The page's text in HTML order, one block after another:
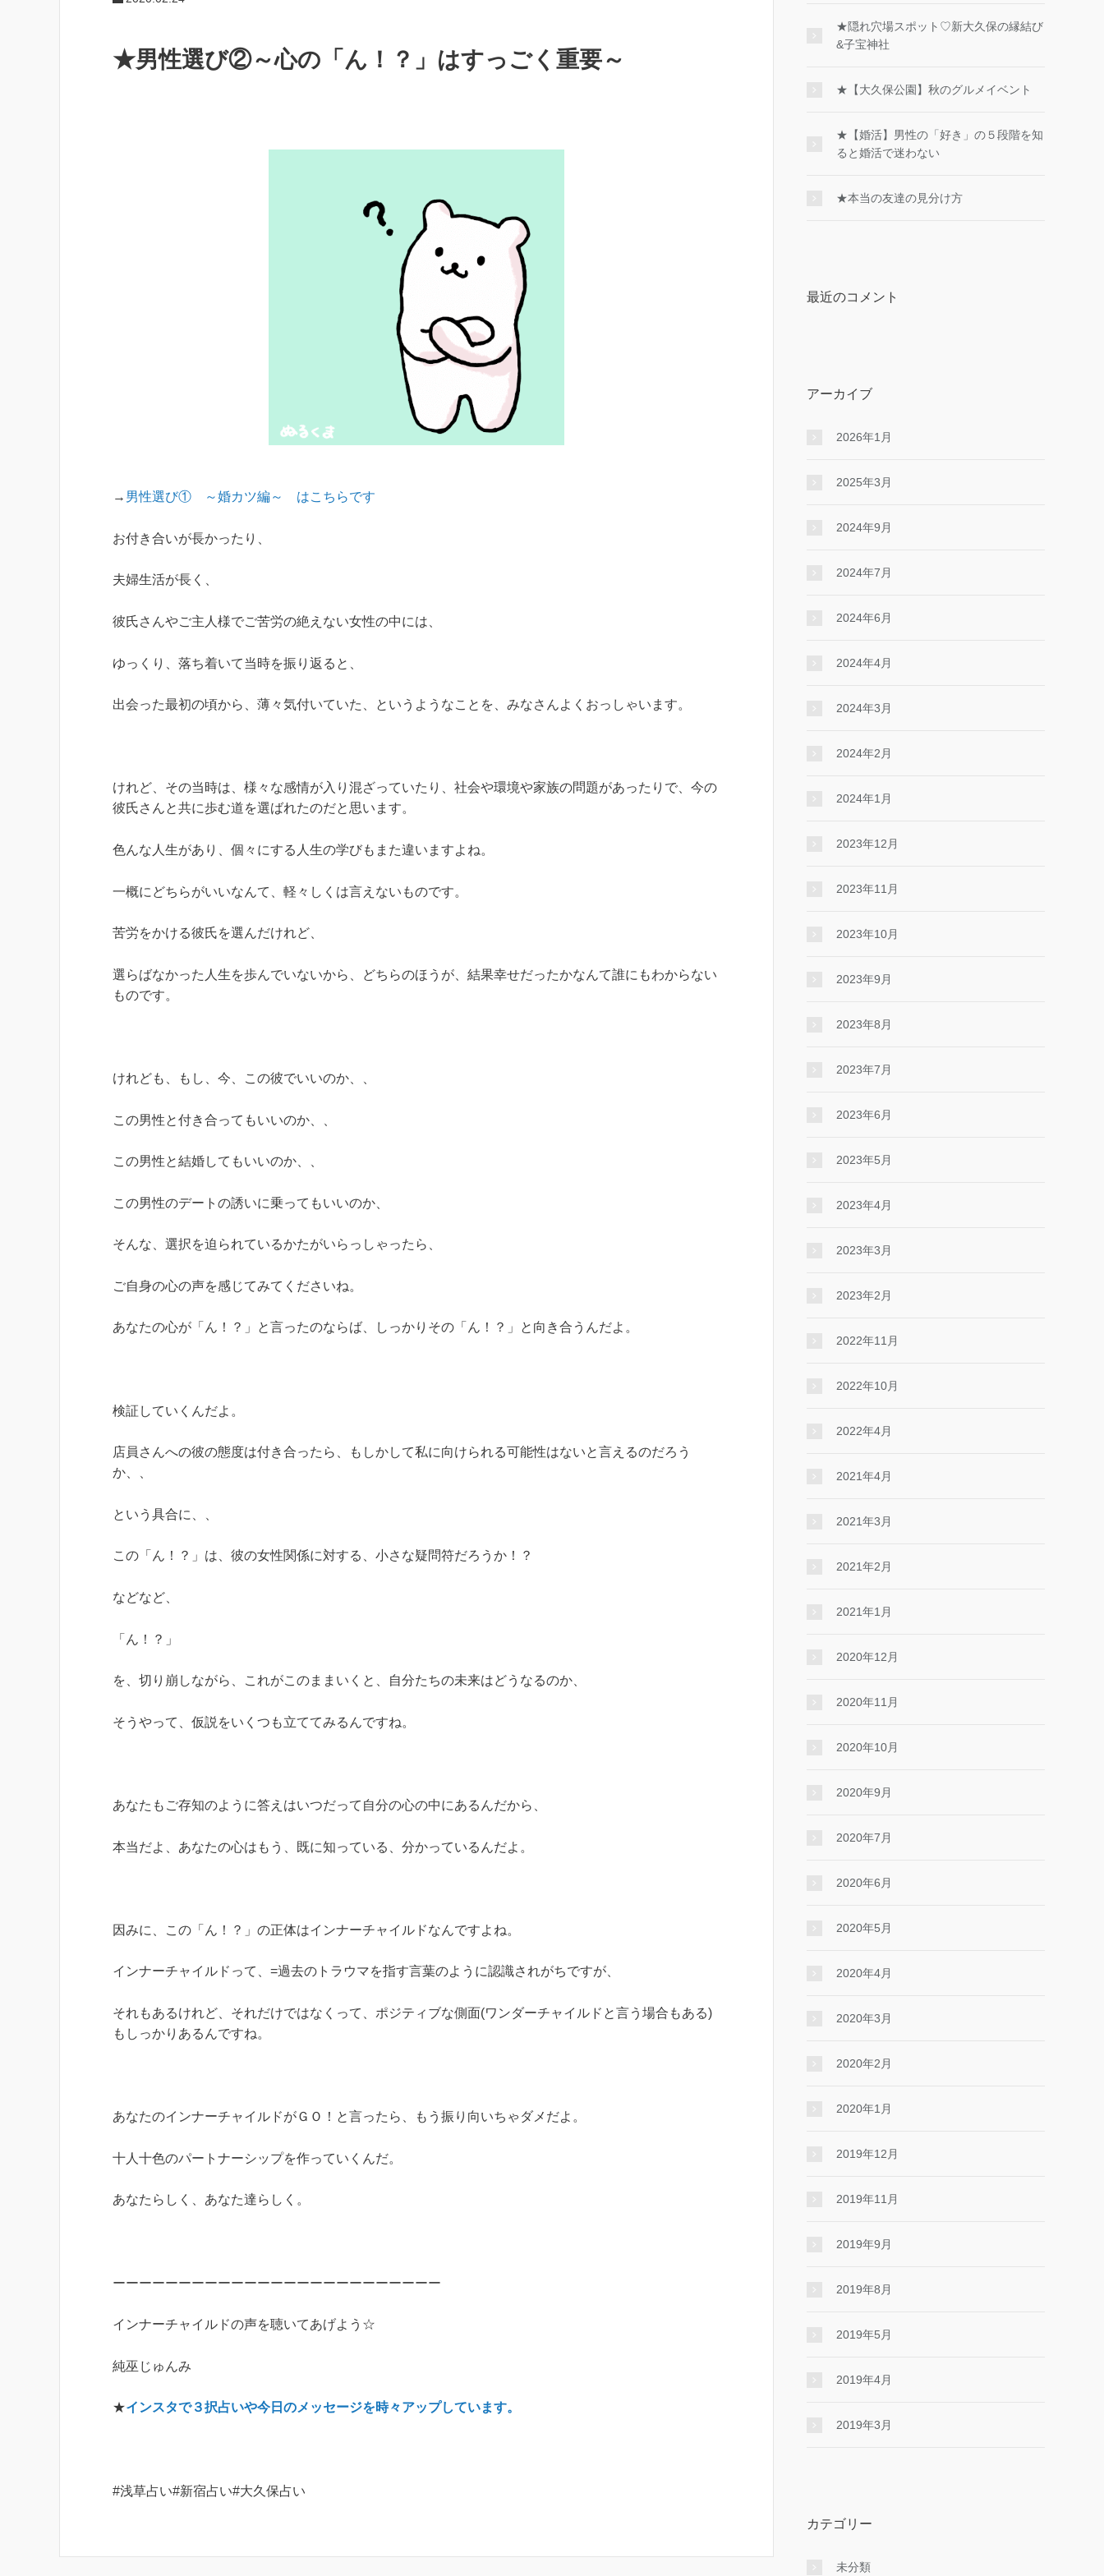
★男性選び②～心の「ん！？」はすっごく重要～
→ 男性選び① ～婚カツ編～ はこちらです
お付き合いが長かったり、
夫婦生活が長く、
彼氏さんやご主人様でご苦労の絶えない女性の中には、
ゆっくり、落ち着いて当時を振り返ると、
出会った最初の頃から、薄々気付いていた、というようなことを、みなさんよくおっしゃいます。
けれど、その当時は、様々な感情が入り混ざっていたり、社会や環境や家族の問題があったりで、今の
彼氏さんと共に歩む道を選ばれたのだと思います。
色んな人生があり、個々にする人生の学びもまた違いますよね。
一概にどちらがいいなんて、軽々しくは言えないものです。
苦労をかける彼氏を選んだけれど、
選らばなかった人生を歩んでいないから、どちらのほうが、結果幸せだったかなんて誰にもわからない
ものです。
けれども、もし、今、この彼でいいのか、、
この男性と付き合ってもいいのか、、
この男性と結婚してもいいのか、、
この男性のデートの誘いに乗ってもいいのか、
そんな、選択を迫られているかたがいらっしゃったら、
ご自身の心の声を感じてみてくださいね。
あなたの心が「ん！？」と言ったのならば、しっかりその「ん！？」と向き合うんだよ。
検証していくんだよ。
店員さんへの彼の態度は付き合ったら、もしかして私に向けられる可能性はないと言えるのだろう
か、、
という具合に、、
この「ん！？」は、彼の女性関係に対する、小さな疑問符だろうか！？
などなど、
「ん！？」
を、切り崩しながら、これがこのままいくと、自分たちの未来はどうなるのか、
そうやって、仮説をいくつも立ててみるんですね。
あなたもご存知のように答えはいつだって自分の心の中にあるんだから、
本当だよ、あなたの心はもう、既に知っている、分かっているんだよ。
因みに、この「ん！？」の正体はインナーチャイルドなんですよね。
インナーチャイルドって、=過去のトラウマを指す言葉のように認識されがちですが、
それもあるけれど、それだけではなくって、ポジティブな側面(ワンダーチャイルドと言う場合もある)
もしっかりあるんですね。
あなたのインナーチャイルドがＧＯ！と言ったら、もう振り向いちゃダメだよ。
十人十色のパートナーシップを作っていくんだ。
あなたらしく、あなた達らしく。
ーーーーーーーーーーーーーーーーーーーーーーーーー
インナーチャイルドの声を聴いてあげよう☆
純巫じゅんみ
★インスタで３択占いや今日のメッセージを時々アップしています。
#浅草占い#新宿占い#大久保占い
★隠れ穴場スポット♡新大久保の縁結び
&子宝神社
★【大久保公園】秋のグルメイベント
★【婚活】男性の「好き」の５段階を知
ると婚活で迷わない
★本当の友達の見分け方
最近のコメント
アーカイブ
2026年1月
2025年3月
2024年9月
2024年7月
2024年6月
2024年4月
2024年3月
2024年2月
2024年1月
2023年12月
2023年11月
2023年10月
2023年9月
2023年8月
2023年7月
2023年6月
2023年5月
2023年4月
2023年3月
2023年2月
2022年11月
2022年10月
2022年4月
2021年4月
2021年3月
2021年2月
2021年1月
2020年12月
2020年11月
2020年10月
2020年9月
2020年7月
2020年6月
2020年5月
2020年4月
2020年3月
2020年2月
2020年1月
2019年12月
2019年11月
2019年9月
2019年8月
2019年5月
2019年4月
2019年3月
カテゴリー
未分類